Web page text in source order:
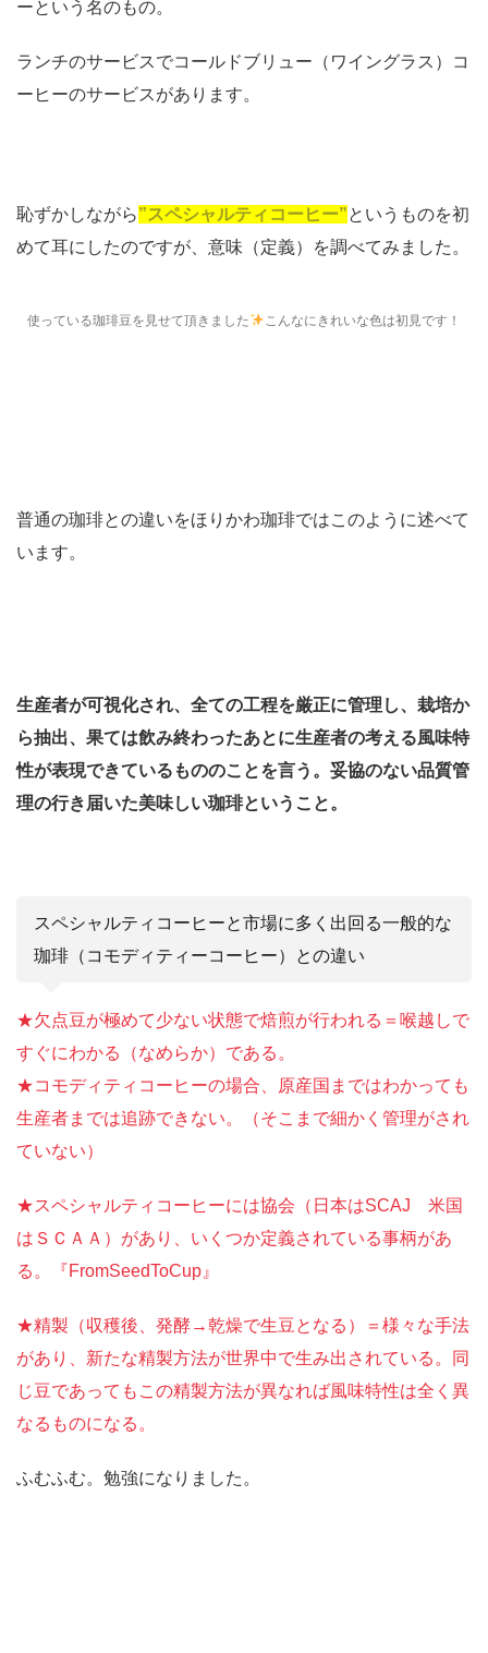
ーという名のもの。
ランチのサービスでコールドブリュー（ワイングラス）コ
ーヒーのサービスがあります。
恥ずかしながら”スペシャルティコーヒー”というものを初
めて耳にしたのですが、意味（定義）を調べてみました。
使っている珈琲豆を見せて頂きました こんなにきれいな色は初見です！
普通の珈琲との違いをほりかわ珈琲ではこのように述べて
います。
生産者が可視化され、全ての工程を厳正に管理し、栽培か
ら抽出、果ては飲み終わったあとに生産者の考える風味特
性が表現できているもののことを言う。妥協のない品質管
理の行き届いた美味しい珈琲ということ。
スペシャルティコーヒーと市場に多く出回る一般的な
珈琲（コモディティーコーヒー）との違い
​★欠点豆が極めて少ない状態で焙煎が行われる＝喉越しで
すぐにわかる（なめらか）である。
★コモディティコーヒーの場合、原産国まではわかっても
生産者までは追跡できない。（そこまで細かく管理がされ
ていない）
★スペシャルティコーヒーには協会（日本はSCAJ 米国
はＳＣＡＡ）があり、いくつか定義されている事柄があ
る。『FromSeedToCup』
​★精製（収穫後、発酵→乾燥で生豆となる）＝様々な手法
があり、新たな精製方法が世界中で生み出されている。同
じ豆であってもこの精製方法が異なれば風味特性は全く異
なるものになる。
ふむふむ。勉強になりました。